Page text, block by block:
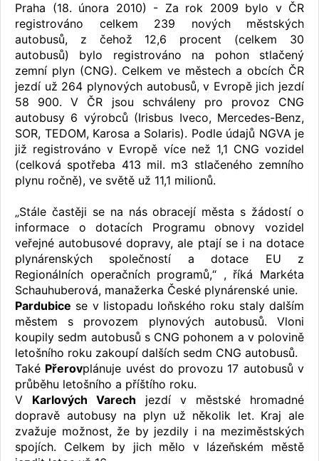
Praha (18. února 2010) - Za rok 2009 bylo v ČR
registrováno celkem 239 nových městských
autobusů, z čehož 12,6 procent (celkem 30
autobusů) bylo registrováno na pohon stlačený
zemní plyn (CNG). Celkem ve městech a obcích ČR
jezdí už 264 plynových autobusů, v Evropě jich jezdí
58 900. V ČR jsou schváleny pro provoz CNG
autobusy 6 výrobců (Irisbus Iveco, Mercedes-Benz,
SOR, TEDOM, Karosa a Solaris). Podle údajů NGVA je
již registrováno v Evropě více než 1,1 CNG vozidel
(celková spotřeba 413 mil. m3 stlačeného zemního
plynu ročně), ve světě už 11,1 milionů.
„Stále častěji se na nás obracejí města s žádostí o
informace o dotacích Programu obnovy vozidel
veřejné autobusové dopravy, ale ptají se i na dotace
plynárenských společností a dotace EU z
Regionálních operačních programů,“ , říká Markéta
Schauhuberová, manažerka České plynárenské unie.
Pardubice se v listopadu loňského roku staly dalším
městem s provozem plynových autobusů. Vloni
koupily sedm autobusů s CNG pohonem a v polovině
letošního roku zakoupí dalších sedm CNG autobusů.
Také Přerovplánuje uvést do provozu 17 autobusů v
průběhu letošního a příštího roku.
V Karlových Varech jezdí v městské hromadné
dopravě autobusy na plyn už několik let. Kraj ale
zvažuje možnost, že by jezdily i na meziměstských
spojích. Celkem by jich mělo v lázeňském městě